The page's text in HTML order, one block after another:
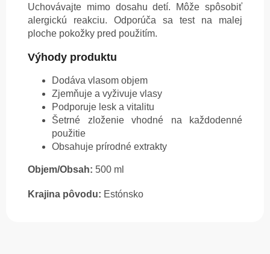
Uchovávajte mimo dosahu detí. Môže spôsobiť
alergickú reakciu. Odporúča sa test na malej
ploche pokožky pred použitím.
Výhody produktu
Dodáva vlasom objem
Zjemňuje a vyživuje vlasy
Podporuje lesk a vitalitu
Šetrné zloženie vhodné na každodenné
použitie
Obsahuje prírodné extrakty
Objem/Obsah: 500 ml
Krajina pôvodu: Estónsko